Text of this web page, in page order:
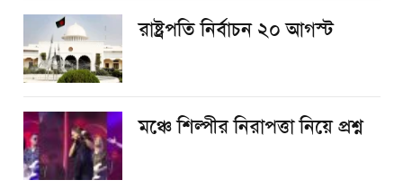
রাষ্ট্রপতি নির্বাচন ২০ আগস্ট
​মঞ্চে শিল্পীর নিরাপত্তা নিয়ে প্রশ্ন